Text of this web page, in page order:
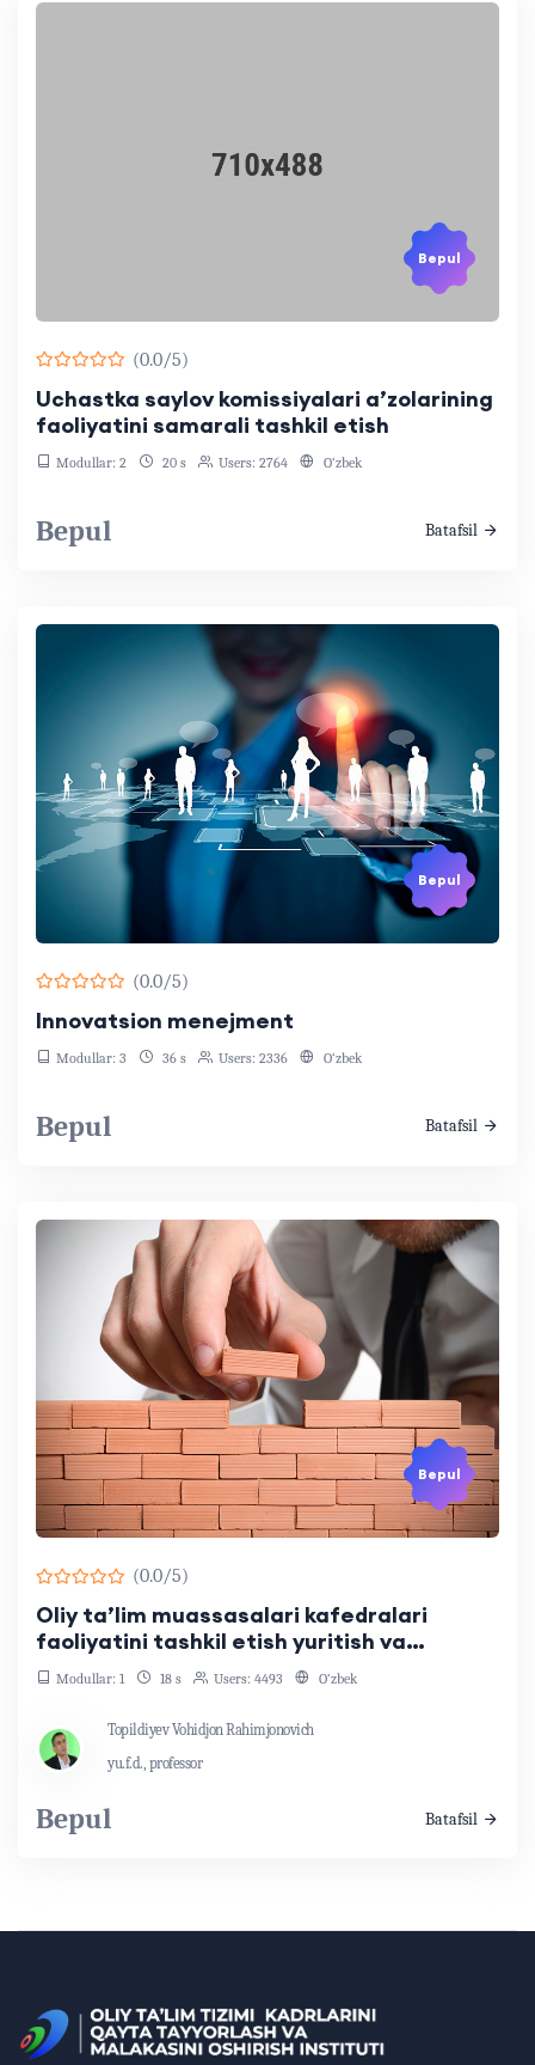
Bepul
(0.0/5)
Uchastka saylov komissiyalari a’zolarining
faoliyatini samarali tashkil etish
Modullar: 2 20 s Users: 2764 O‘zbek
Bepul Batafsil
Bepul
(0.0/5)
Innovatsion menejment
Modullar: 3 36 s Users: 2336 O‘zbek
Bepul Batafsil
Bepul
(0.0/5)
Oliy ta’lim muassasalari kafedralari
faoliyatini tashkil etish yuritish va
boshqarish
Modullar: 1 18 s Users: 4493 O‘zbek
Topildiyev Vohidjon Rahimjonovich
yu.f.d., professor
Bepul Batafsil